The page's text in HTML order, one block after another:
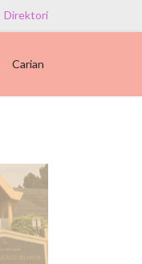
Direktori
Carian